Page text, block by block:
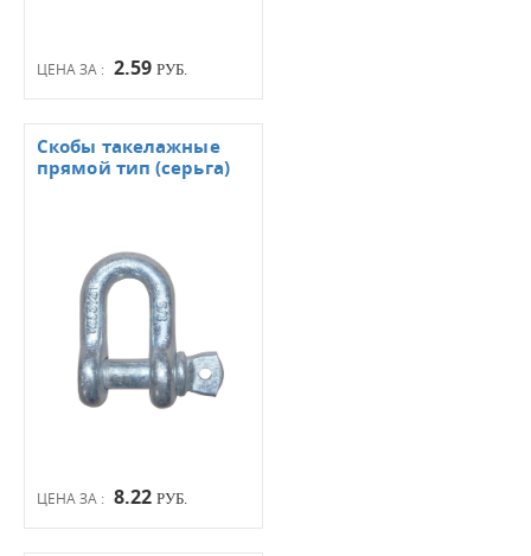
ЦЕНА ЗА : 2.59 РУБ.
ЦЕНА ЗА : 8.22 РУБ.
Скобы такелажные
прямой тип (серьга)